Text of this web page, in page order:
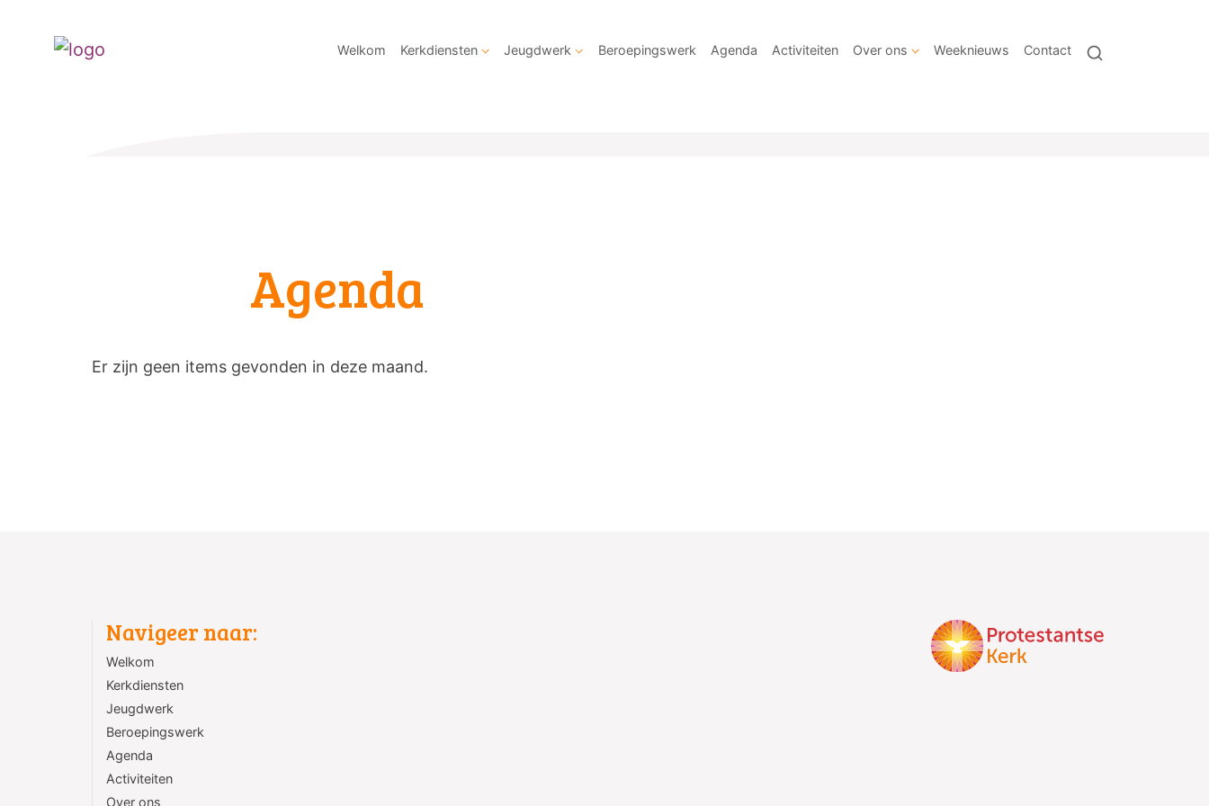
Welkom Kerkdiensten Jeugdwerk Beroepingswerk Agenda Activiteiten Over ons Weeknieuws Contact
Agenda
Er zijn geen items gevonden in deze maand.
Navigeer naar:
Welkom
Kerkdiensten
Jeugdwerk
Beroepingswerk
Agenda
Activiteiten
Over ons